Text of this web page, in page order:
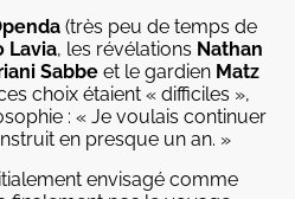
(très peu de temps de
Lavia, les révélations Nathan
Sabbe et le gardien Matz
choix étaient « difficiles »,
: « Je voulais continuer
en presque un an. »
envisagé comme